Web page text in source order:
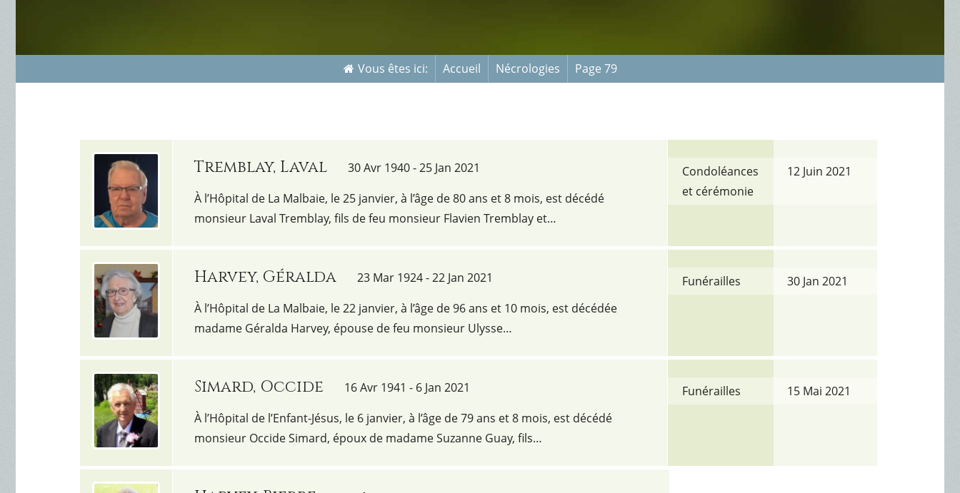
Vous êtes ici: Accueil Nécrologies Page 79
Tremblay, Laval
30 Avr 1940 - 25 Jan 2021
À l’Hôpital de La Malbaie, le 25 janvier, à l’âge de 80 ans et 8 mois, est décédé
monsieur Laval Tremblay, fils de feu monsieur Flavien Tremblay et…
Condoléances
et cérémonie
12 Juin 2021
Harvey, Géralda
23 Mar 1924 - 22 Jan 2021
À l’Hôpital de La Malbaie, le 22 janvier, à l’âge de 96 ans et 10 mois, est décédée
madame Géralda Harvey, épouse de feu monsieur Ulysse…
Funérailles 30 Jan 2021
Simard, Occide
16 Avr 1941 - 6 Jan 2021
À l’Hôpital de l’Enfant-Jésus, le 6 janvier, à l’âge de 79 ans et 8 mois, est décédé
monsieur Occide Simard, époux de madame Suzanne Guay, fils…
Funérailles 15 Mai 2021